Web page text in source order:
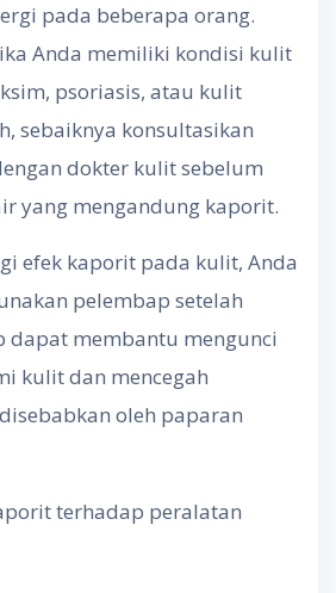
pada beberapa orang.
Anda memiliki kondisi kulit
psoriasis, atau kulit
sebaiknya konsultasikan
dokter kulit sebelum
yang mengandung kaporit.
efek kaporit pada kulit, Anda
pelembap setelah
dapat membantu mengunci
kulit dan mencegah
oleh paparan
terhadap peralatan